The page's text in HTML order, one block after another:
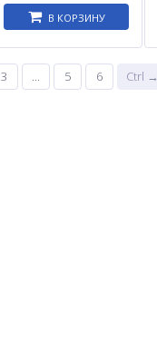
В КОРЗИНУ
3 ... 5 6 Ctrl →